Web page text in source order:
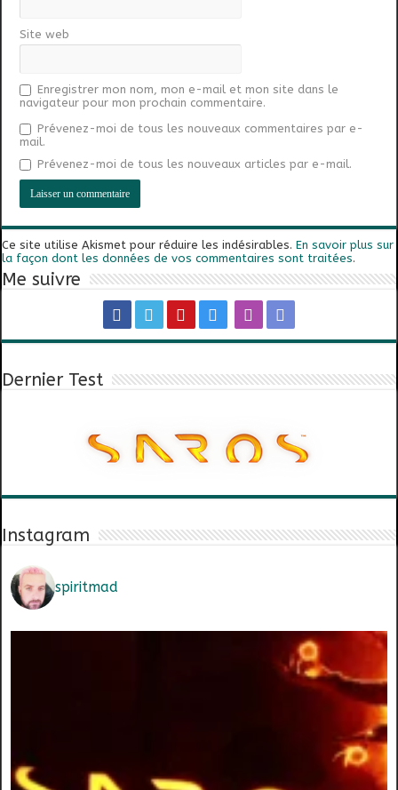
Site web
Enregistrer mon nom, mon e-mail et mon site dans le
navigateur pour mon prochain commentaire.
Prévenez-moi de tous les nouveaux commentaires par e-
mail.
Prévenez-moi de tous les nouveaux articles par e-mail.
Ce site utilise Akismet pour réduire les indésirables.En savoir plus sur
la façon dont les données de vos commentaires sont traitées.
Me suivre
Dernier Test
Instagram
spiritmad